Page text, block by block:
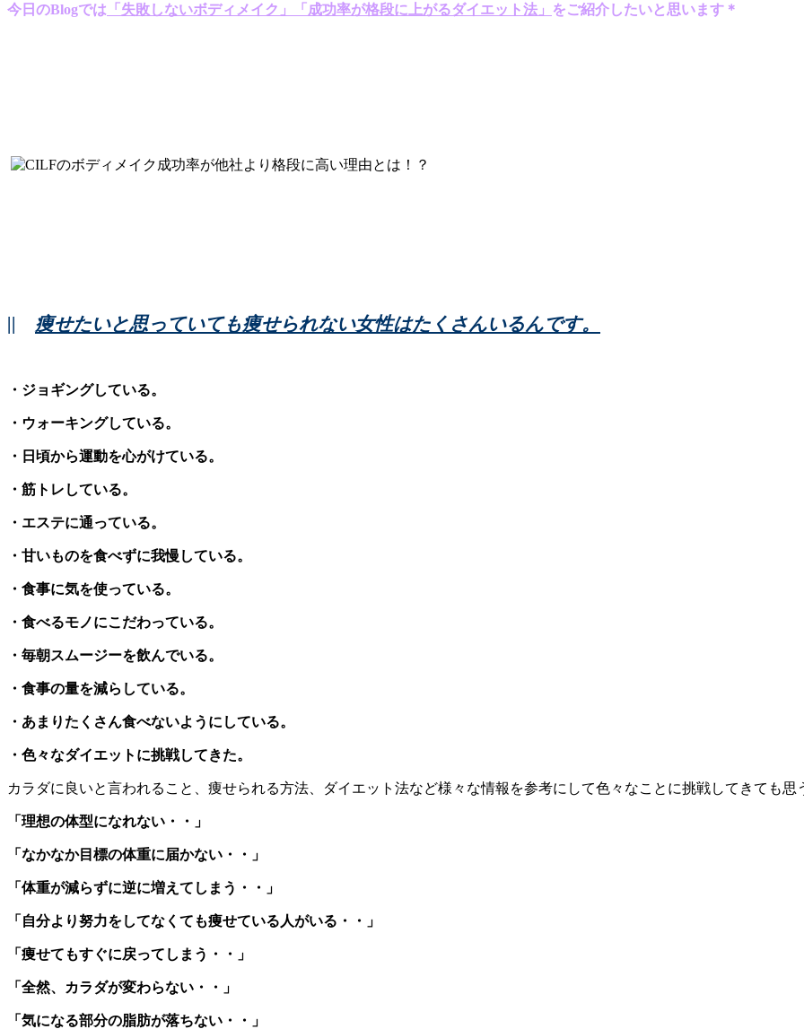
今日のBlogでは 「失敗しないボディメイク」「成功率が格段に上がるダイエット法」 をご紹介したいと思います＊
|| 痩せたいと思っていても痩せられない女性はたくさんいるんです。
・ジョギングしている。
・ウォーキングしている。
・日頃から運動を心がけている。
・筋トレしている。
・エステに通っている。
・甘いものを食べずに我慢している。
・食事に気を使っている。
・食べるモノにこだわっている。
・毎朝スムージーを飲んでいる。
・食事の量を減らしている。
・あまりたくさん食べないようにしている。
・色々なダイエットに挑戦してきた。
カラダに良いと言われること、痩せられる方法、ダイエット法など様々な情報を参考にして色々なことに挑戦してきても
「理想の体型になれない・・」
「なかなか目標の体重に届かない・・」
「体重が減らずに逆に増えてしまう・・」
「自分より努力をしてなくても痩せている人がいる・・」
「痩せてもすぐに戻ってしまう・・」
「全然、カラダが変わらない・・」
「気になる部分の脂肪が落ちない・・」